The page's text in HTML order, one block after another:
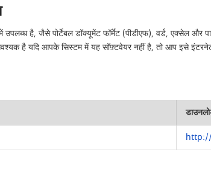
में उपलब्ध है, जैसे पोर्टेबल डॉक्यूमेंट फॉर्मेट (पीडीएफ), वर्ड,
है यदि आपके सिस्टम में यह सॉफ़्टवेयर नहीं है, तो आप इसे